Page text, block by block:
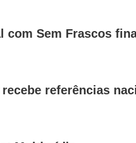
com Sem Frascos
referências